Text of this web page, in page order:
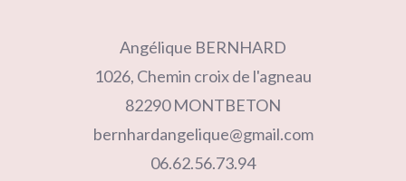
Angélique BERNHARD
1026, Chemin croix de l'agneau
82290 MONTBETON
bernhardangelique@gmail.com
06.62.56.73.94